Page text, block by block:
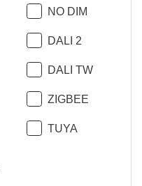
NO DIM
DALI 2
DALI TW
ZIGBEE
TUYA